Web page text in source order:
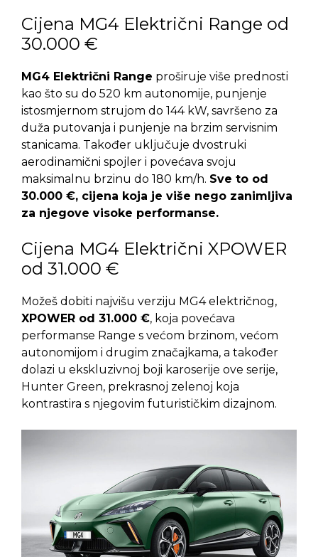
Cijena MG4 Električni Range od
30.000 €
MG4 Električni Range proširuje više prednosti
kao što su do 520 km autonomije, punjenje
istosmjernom strujom do 144 kW, savršeno za
duža putovanja i punjenje na brzim servisnim
stanicama. Također uključuje dvostruki
aerodinamični spojler i povećava svoju
maksimalnu brzinu do 180 km/h. Sve to od
30.000 €, cijena koja je više nego zanimljiva
za njegove visoke performanse.
Cijena MG4 Električni XPOWER
od 31.000 €
Možeš dobiti najvišu verziju MG4 električnog,
XPOWER od 31.000 €, koja povećava
performanse Range s većom brzinom, većom
autonomijom i drugim značajkama, a također
dolazi u ekskluzivnoj boji karoserije ove serije,
Hunter Green, prekrasnoj zelenoj koja
kontrastira s njegovim futurističkim dizajnom.